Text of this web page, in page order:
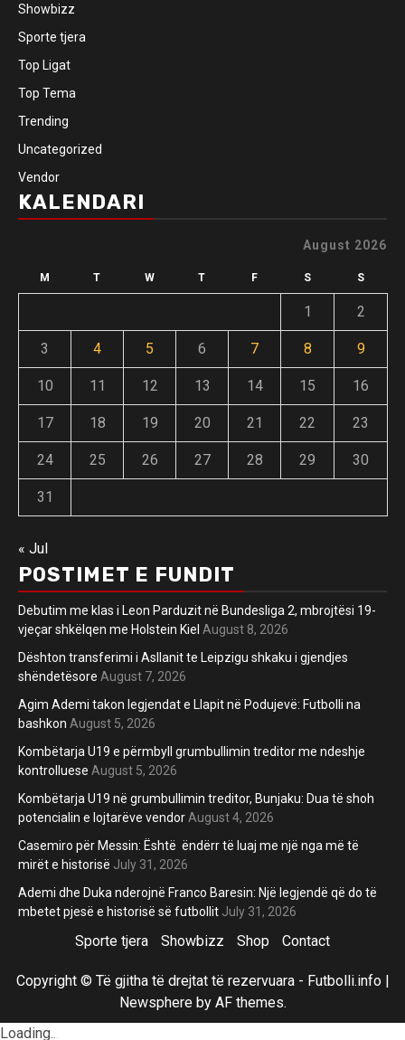
Showbizz
Sporte tjera
Top Ligat
Top Tema
Trending
Uncategorized
Vendor
KALENDARI
August 2026
M T W T F S S
1 2
3 4 5 6 7 8 9
10 11 12 13 14 15 16
17 18 19 20 21 22 23
24 25 26 27 28 29 30
31
« Jul
POSTIMET E FUNDIT
Debutim me klas i Leon Parduzit në Bundesliga 2, mbrojtësi 19-
vjeçar shkëlqen me Holstein Kiel August 8, 2026
Dështon transferimi i Asllanit te Leipzigu shkaku i gjendjes
shëndetësore August 7, 2026
Agim Ademi takon legjendat e Llapit në Podujevë: Futbolli na
bashkon August 5, 2026
Kombëtarja U19 e përmbyll grumbullimin treditor me ndeshje
kontrolluese August 5, 2026
Kombëtarja U19 në grumbullimin treditor, Bunjaku: Dua të shoh
potencialin e lojtarëve vendor August 4, 2026
Casemiro për Messin: Është ëndërr të luaj me një nga më të
mirët e historisë July 31, 2026
Ademi dhe Duka nderojnë Franco Baresin: Një legjendë që do të
mbetet pjesë e historisë së futbollit July 31, 2026
Sporte tjera Showbizz Shop Contact
Copyright © Të gjitha të drejtat të rezervuara - Futbolli.info |
Newsphereby AF themes.
Loading.